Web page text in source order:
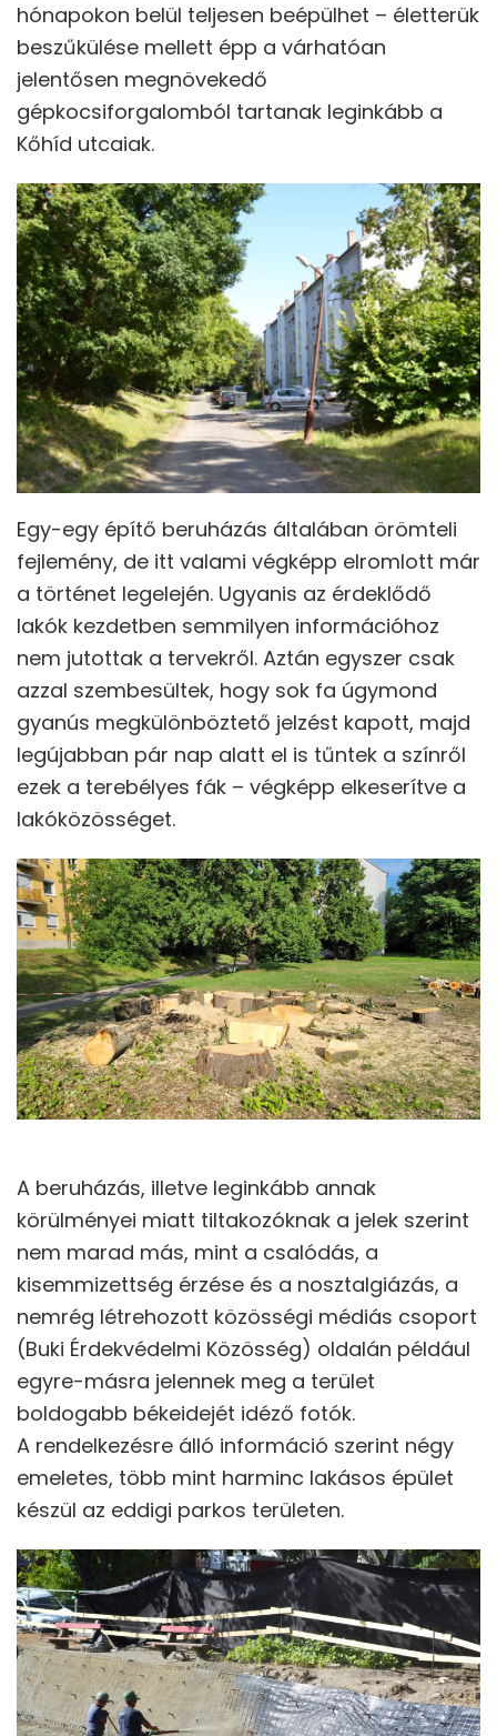
hónapokon belül teljesen beépülhet – életterük
beszűkülése mellett épp a várhatóan
jelentősen megnövekedő
gépkocsiforgalomból tartanak leginkább a
Kőhíd utcaiak.
Egy-egy építő beruházás általában örömteli
fejlemény, de itt valami végképp elromlott már
a történet legelején. Ugyanis az érdeklődő
lakók kezdetben semmilyen információhoz
nem jutottak a tervekről. Aztán egyszer csak
azzal szembesültek, hogy sok fa úgymond
gyanús megkülönböztető jelzést kapott, majd
legújabban pár nap alatt el is tűntek a színről
ezek a terebélyes fák – végképp elkeserítve a
lakóközösséget.
A beruházás, illetve leginkább annak
körülményei miatt tiltakozóknak a jelek szerint
nem marad más, mint a csalódás, a
kisemmizettség érzése és a nosztalgiázás, a
nemrég létrehozott közösségi médiás csoport
(Buki Érdekvédelmi Közösség) oldalán például
egyre-másra jelennek meg a terület
boldogabb békeidejét idéző fotók.
A rendelkezésre álló információ szerint négy
emeletes, több mint harminc lakásos épület
készül az eddigi parkos területen.